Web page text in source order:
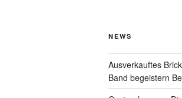
NEWS
Ausverkauftes
Band begeistern